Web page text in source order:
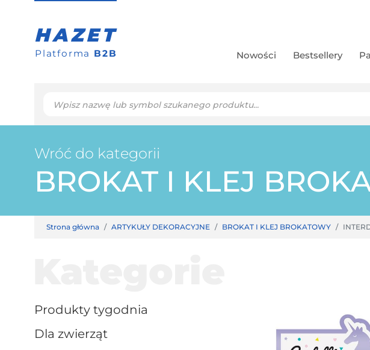
HAZET
Platforma B2B Nowości Bestsellery
Wróć do kategorii
BROKAT I KLEJ
Strona główna ARTYKUŁY DEKORACYJNE BROKAT I KLEJ BROKATOWY
produkty tygodnia
dla zwierząt